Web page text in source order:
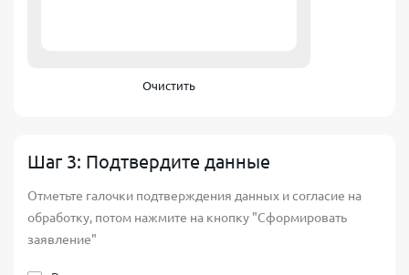
Очистить
Шаг 3: Подтвердите данные
Отметьте галочки подтверждения данных и согласие на
обработку, потом нажмите на кнопку "Сформировать
заявление"